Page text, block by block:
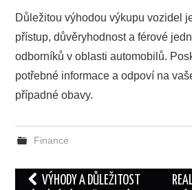
Důležitou výhodou výkupu vozidel
přístup, důvěryhodnost a férové
odborníků v oblasti automobilů.
potřebné informace a odpoví na
případné obavy.
Finance
Post VÝHODY A DŮLEŽITOST